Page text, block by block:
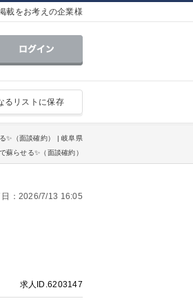
載をお考えの企業様
るリストに保存
✨（面談確約） | 岐阜県
らせる✨（面談確約）
：2026/7/13 16:05
求人ID.6203147